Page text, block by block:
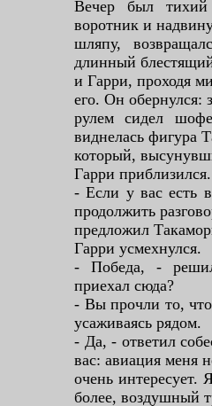
Вечер был
воротник и
шляпу,
длинный
и Гарри, проходя
его. Он обернулся:
рулем сидел
виднелась фигура
который,
Гарри приблизился.
- Если у вас есть
продолжить
предложил
Гарри усмехнулся.
- Победа, -
приехал сюда?
- Вы прочли то,
усаживаясь рядом.
- Да, - ответил
вас: авиация меня
очень
более, воздушный